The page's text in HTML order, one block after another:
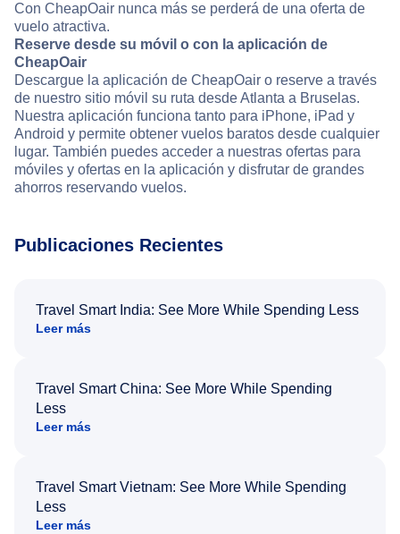
Con CheapOair nunca más se perderá de una oferta de
vuelo atractiva.
Reserve desde su móvil o con la aplicación de
CheapOair
Descargue la aplicación de CheapOair o reserve a través
de nuestro sitio móvil su ruta desde Atlanta a Bruselas.
Nuestra aplicación funciona tanto para iPhone, iPad y
Android y permite obtener vuelos baratos desde cualquier
lugar. También puedes acceder a nuestras ofertas para
móviles y ofertas en la aplicación y disfrutar de grandes
ahorros reservando vuelos.
Publicaciones Recientes
Travel Smart India: See More While Spending Less
Leer más
Travel Smart China: See More While Spending
Less
Leer más
Travel Smart Vietnam: See More While Spending
Less
Leer más